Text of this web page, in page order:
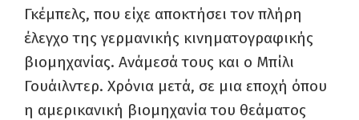
Γκέμπελς, που είχε αποκτήσει τον πλήρη
έλεγχο της γερμανικής κινηματογραφικής
βιομηχανίας. Ανάμεσά τους και ο Μπίλι
Γουάιλντερ. Χρόνια μετά, σε μια εποχή όπου
η αμερικανική βιομηχανία του θεάματος